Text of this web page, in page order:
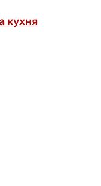
кухня